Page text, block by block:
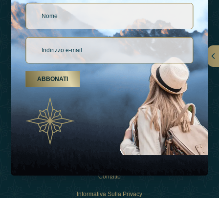
Collegamenti
Esperienza
Contatto
Informativa Sulla Privacy
ABBONATI